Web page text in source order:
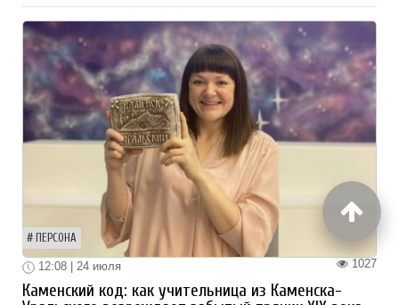
ПЕРСОНА
1027
12:08 | 24 июля
Каменский код: как учительница из Каменска-